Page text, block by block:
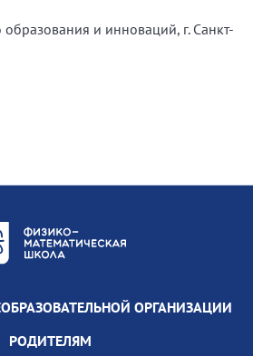
и инноваций, г. Санкт-
ОРГАНИЗАЦИИ
РОДИТЕЛЯМ